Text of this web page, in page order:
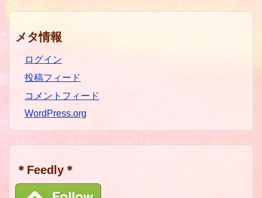
メタ情報
ログイン
投稿フィード
コメントフィード
WordPress.org
＊Feedly＊